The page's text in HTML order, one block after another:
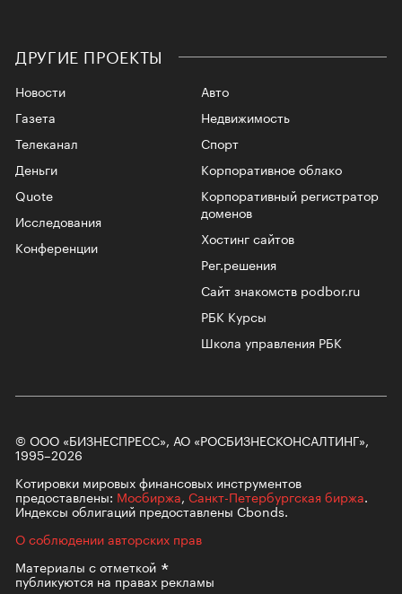
ДРУГИЕ ПРОЕКТЫ
Новости
Газета
Телеканал
Авто
Недвижимость
Спорт
Корпоративное облако
Корпоративный регистратор
доменов
Хостинг сайтов
Рег.решения
Сайт знакомств podbor.ru
РБК Курсы
Школа управления РБК
Деньги
Quote
Исследования
Конференции
© ООО «БИЗНЕСПРЕСС», АО «РОСБИЗНЕСКОНСАЛТИНГ»,
1995–2026
Котировки мировых финансовых инструментов
предоставлены: Мосбиржа, Санкт-Петербургская биржа.
Индексы облигаций предоставлены Cbonds.
О соблюдении авторских прав
Материалы сотметкой
публикуются на правах рекламы